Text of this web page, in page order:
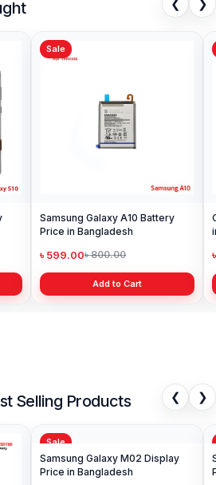
❮ ❯
Sale
Samsung Galaxy A10 Battery
Price in Bangladesh
৳ 599.00৳ 800.00
Add to Cart
Selling Products ❮ ❯
Sale